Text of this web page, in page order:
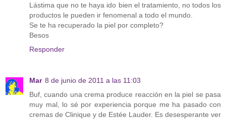
Lástima que no te haya ido bien el tratamiento, no todos los
productos le pueden ir fenomenal a todo el mundo.
Se te ha recuperado la piel por completo?
Besos
Responder
Mar 8 de junio de 2011 a las 11:03
Buf, cuando una crema produce reacción en la piel se pasa
muy mal, lo sé por experiencia porque me ha pasado con
cremas de Clinique y de Estée Lauder. Es desesperante ver